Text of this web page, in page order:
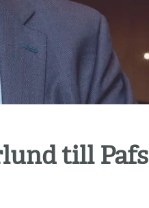
till Pafs